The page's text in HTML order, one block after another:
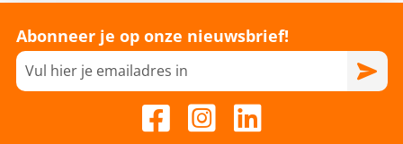
Abonneer je op onze nieuwsbrief!